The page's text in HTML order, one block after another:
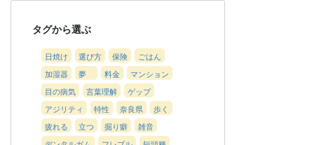
タグから選ぶ
日焼け 選び方 保険
ごはん
加湿器
夢 料金
マンション
目の病気
言葉理解
ゲップ
アジリティ
特性 奈良県
歩く
疲れる
立つ 掘り癖
雑音